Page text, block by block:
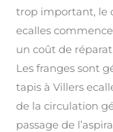
trop important, le
ecalles
un coût de
Les franges sont
tapis à Villers
de la circulation
passage de